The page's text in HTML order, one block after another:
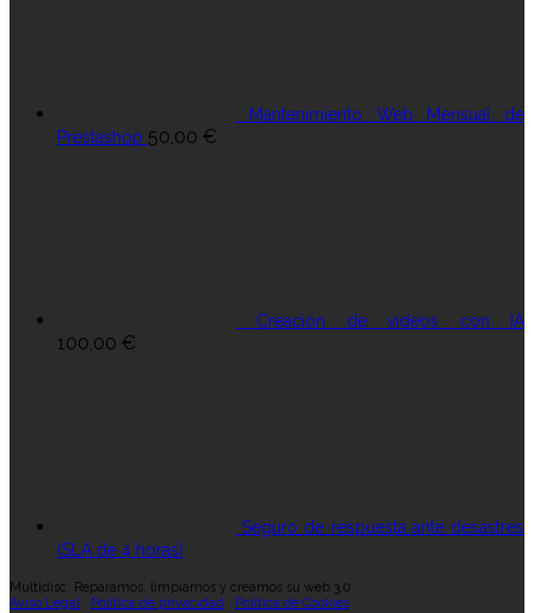
Mantenimiento Web Mensual de
Prestashop 50,00 €
Creación de vídeos con IA
100,00 €
Seguro de respuesta ante desastres
(SLA de 4 horas)
Multidisc. Reparamos, limpiamos y creamos su web 3.0
Aviso Legal· Política de privacidad · Política de Cookies